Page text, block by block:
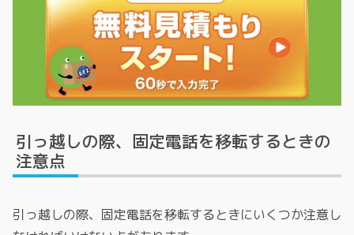
引っ越しの際、固定電話を移転するときの
注意点
引っ越しの際、固定電話を移転するときにいくつか注意し